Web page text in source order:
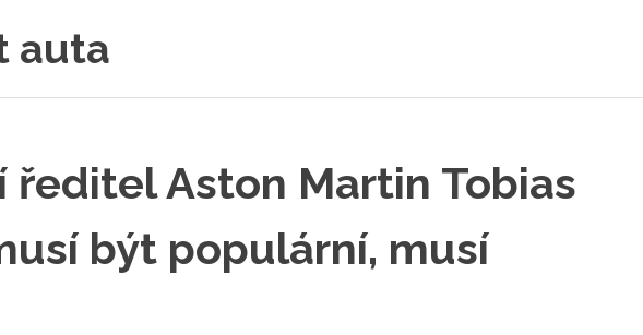
auta
ředitel Aston Martin Tobias
být populární, musí